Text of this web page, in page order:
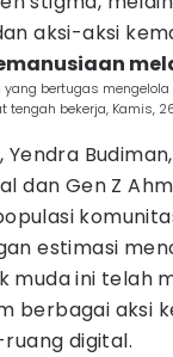
aksi-aksi
yang bertugas
tengah bekerja, Kamis,
Yendra
dan Gen Z
estimasi
muda ini telah
berbagai aksi
digital.